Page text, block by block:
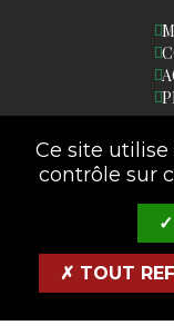
SAISIR
Ce site
contrôle sur
✗ TOUT